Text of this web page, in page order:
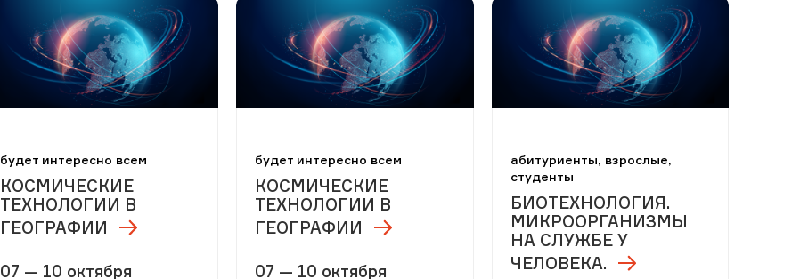
будет интересно всем
КОСМИЧЕСКИЕ
ТЕХНОЛОГИИ В
ГЕОГРАФИИ
07 — 10 октября
будет интересно всем
КОСМИЧЕСКИЕ
ТЕХНОЛОГИИ В
ГЕОГРАФИИ
07 — 10 октября
абитуриенты, взрослые,
студенты
БИОТЕХНОЛОГИЯ.
МИКРООРГАНИЗМЫ
НА СЛУЖБЕ У
ЧЕЛОВЕКА.